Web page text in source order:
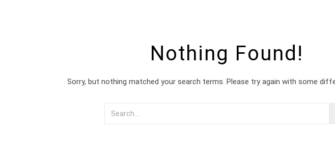
Nothing Found!
Sorry, but nothing matched your search terms. Please try again with some